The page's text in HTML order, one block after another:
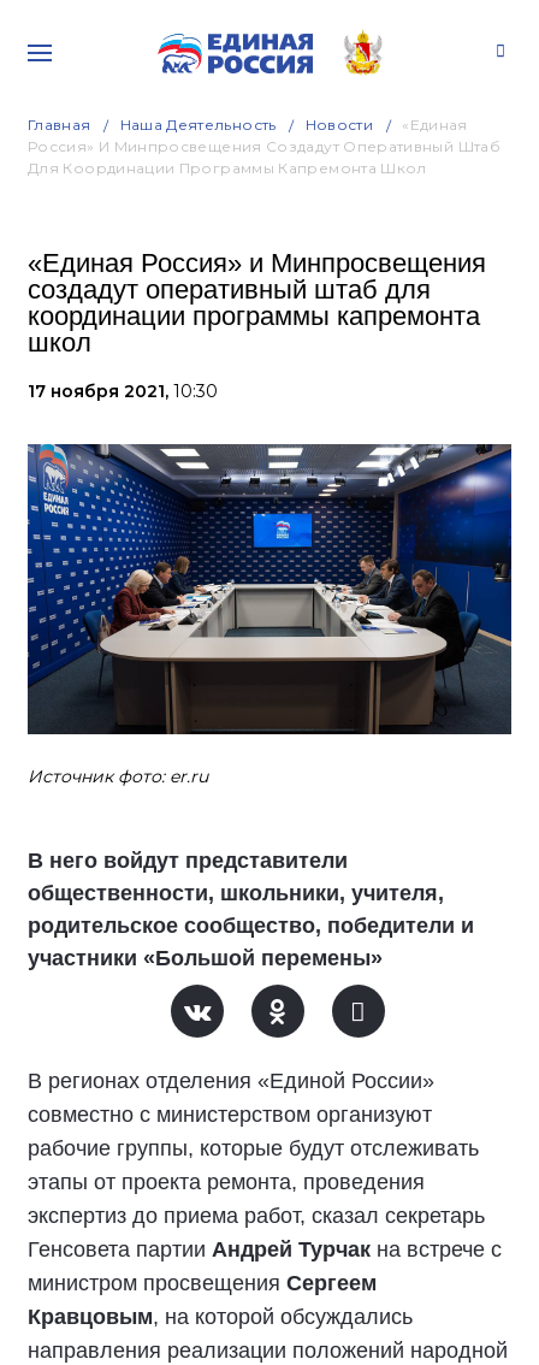
Главная Наша Деятельность Новости
«Единая
Россия» И Минпросвещения Создадут Оперативный Штаб
Для Координации Программы Капремонта Школ
«Единая Россия» и Минпросвещения
создадут оперативный штаб для
координации программы капремонта
школ
17 ноября 2021, 10:30
Источник фото: er.ru
В него войдут представители
общественности, школьники, учителя,
родительское сообщество, победители и
участники «Большой перемены»
В регионах отделения «Единой России»
совместно с министерством организуют
рабочие группы, которые будут отслеживать
этапы от проекта ремонта, проведения
экспертиз до приема работ, сказал секретарь
Генсовета партии Андрей Турчак на встрече с
министром просвещения Сергеем
Кравцовым, на которой обсуждались
направления реализации положений народной